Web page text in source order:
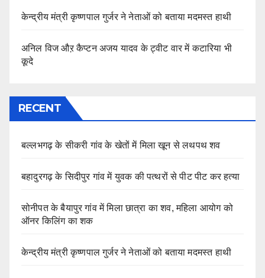
केन्द्रीय मंत्री कृष्णपाल गुर्जर ने नेताओं को बताया मदमस्त हाथी
अनिल विज औऱ कैप्टन अजय यादव के ट्वीट वार में कटारिया भी
कूदे
RECENT
बल्लभगढ़ के सीकरी गांव के खेतों में मिला खून से लथपथ शव
बहादुरगढ़ के सिदीपुर गांव में युवक की पत्थरों से पीट पीट कर हत्या
सोनीपत के बैयापुर गांव में मिला छात्रा का शव, महिला आयोग को
ऑनर किलिंग का शक
केन्द्रीय मंत्री कृष्णपाल गुर्जर ने नेताओं को बताया मदमस्त हाथी